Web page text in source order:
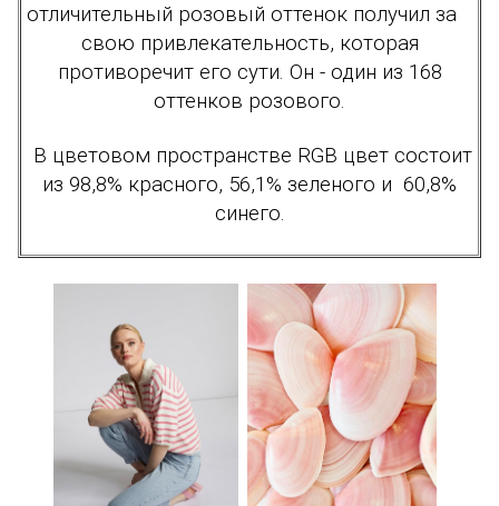
отличительный розовый оттенок получил за
свою привлекательность, которая
противоречит его сути. Он - один из 168
оттенков розового.
В цветовом пространстве RGB цвет состоит
из 98,8% красного, 56,1% зеленого и 60,8%
синего.